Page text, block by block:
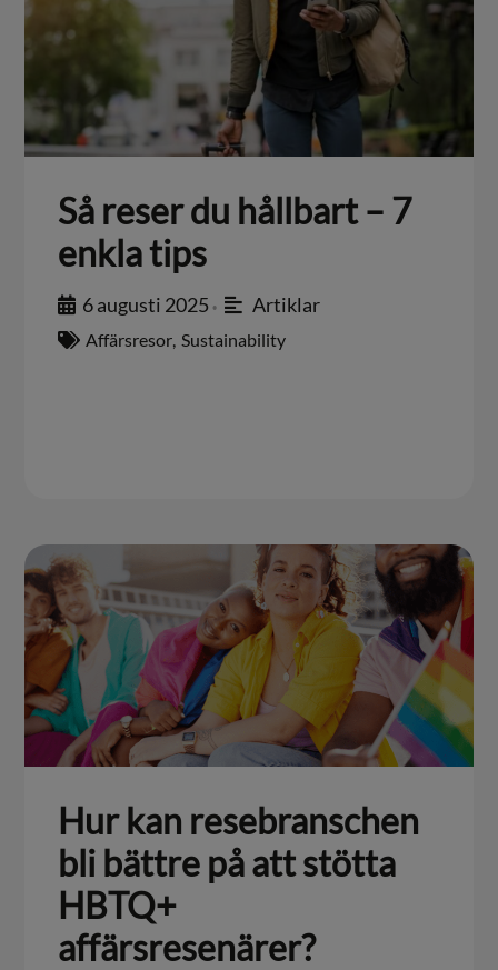
Så reser du hållbart – 7
enkla tips
6 augusti 2025 • Artiklar
Affärsresor, Sustainability
Hur kan resebranschen
bli bättre på att stötta
HBTQ+
affärsresenärer?